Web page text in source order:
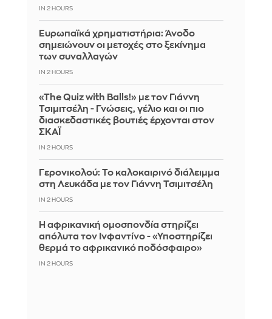
IN 2 HOURS
Ευρωπαϊκά χρηματιστήρια: Άνοδο
σημειώνουν οι μετοχές στο ξεκίνημα
των συναλλαγών
IN 2 HOURS
«The Quiz with Balls!» με τον Γιάννη
Τσιμιτσέλη - Γνώσεις, γέλιο και οι πιο
διασκεδαστικές βουτιές έρχονται στον
ΣΚΑΪ
IN 2 HOURS
Γερονικολού: Το καλοκαιρινό διάλειμμα
στη Λευκάδα με τον Γιάννη Τσιμιτσέλη
IN 2 HOURS
Η αφρικανική ομοσπονδία στηρίζει
απόλυτα τον Ινφαντίνο - «Υποστηρίζει
θερμά το αφρικανικό ποδόσφαιρο»
IN 2 HOURS